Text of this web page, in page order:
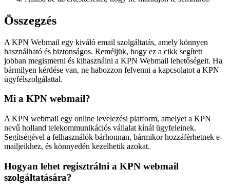
Összegzés
A KPN Webmail egy kiváló email szolgáltatás, amely könnyen
használható és biztonságos. Reméljük, hogy ez a cikk segített
jobban megismerni és kihasználni a KPN Webmail lehetőségeit. Ha
bármilyen kérdése van, ne habozzon felvenni a kapcsolatot a KPN
ügyfélszolgálattal.
Mi a KPN webmail?
A KPN webmail egy online levelezési platform, amelyet a KPN
nevű holland telekommunikációs vállalat kínál ügyfeleinek.
Segítségével a felhasználók bárhonnan, bármikor hozzáférhetnek e-
mailjeikhez, és könnyedén kezelhetik azokat.
Hogyan lehet regisztrálni a KPN webmail
szolgáltatására?